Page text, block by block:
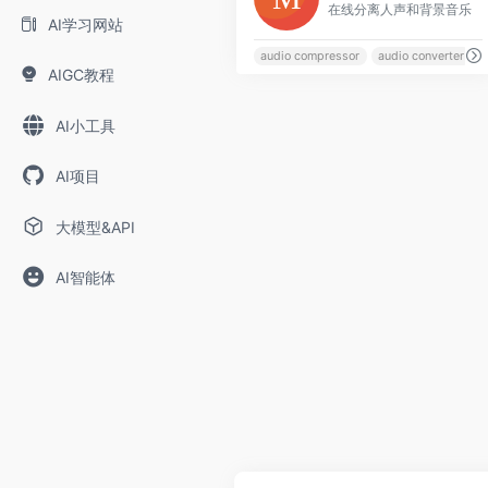
AI学习网站
AIGC教程
AI小工具
AI项目
大模型&API
AI智能体
在线分离人声和背景音乐
audio compressor audio converter